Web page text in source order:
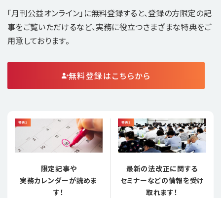
「月刊公益オンライン」に無料登録すると、登録の方限定の記
事をご覧いただけるなど、実務に役立つさまざまな特典をご
用意しております。
無料登録はこちらから
限定記事や
実務カレンダーが読めま
す！
最新の法改正に関する
セミナーなどの情報を受け
取れます！